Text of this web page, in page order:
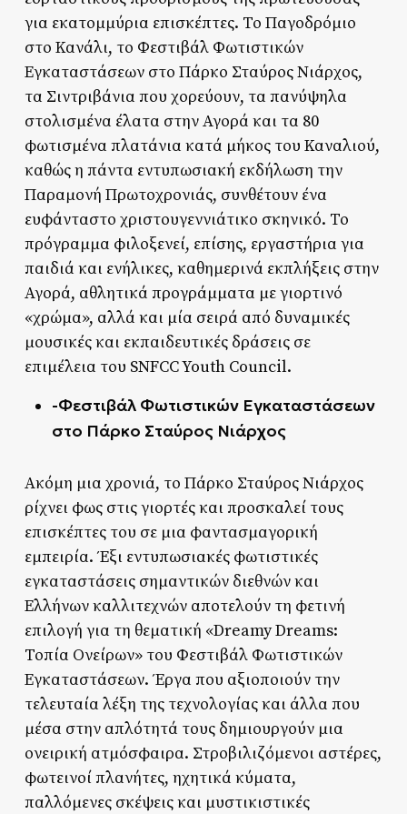
για εκατομμύρια επισκέπτες. Το Παγοδρόμιο
στο Κανάλι, το Φεστιβάλ Φωτιστικών
Εγκαταστάσεων στο Πάρκο Σταύρος Νιάρχος,
τα Σιντριβάνια που χορεύουν, τα πανύψηλα
στολισμένα έλατα στην Αγορά και τα 80
φωτισμένα πλατάνια κατά μήκος του Καναλιού,
καθώς η πάντα εντυπωσιακή εκδήλωση την
Παραμονή Πρωτοχρονιάς, συνθέτουν ένα
ευφάνταστο χριστουγεννιάτικο σκηνικό. Το
πρόγραμμα φιλοξενεί, επίσης, εργαστήρια για
παιδιά και ενήλικες, καθημερινά εκπλήξεις στην
Αγορά, αθλητικά προγράμματα με γιορτινό
«χρώμα», αλλά και μία σειρά από δυναμικές
μουσικές και εκπαιδευτικές δράσεις σε
επιμέλεια του SNFCC Youth Council.
-Φεστιβάλ Φωτιστικών Εγκαταστάσεων
στο Πάρκο Σταύρος Νιάρχος
Ακόμη μια χρονιά, το Πάρκο Σταύρος Νιάρχος
ρίχνει φως στις γιορτές και προσκαλεί τους
επισκέπτες του σε μια φαντασμαγορική
εμπειρία. Έξι εντυπωσιακές φωτιστικές
εγκαταστάσεις σημαντικών διεθνών και
Ελλήνων καλλιτεχνών αποτελούν τη φετινή
επιλογή για τη θεματική «Dreamy Dreams:
Τοπία Ονείρων» του Φεστιβάλ Φωτιστικών
Εγκαταστάσεων. Έργα που αξιοποιούν την
τελευταία λέξη της τεχνολογίας και άλλα που
μέσα στην απλότητά τους δημιουργούν μια
ονειρική ατμόσφαιρα. Στροβιλιζόμενοι αστέρες,
φωτεινοί πλανήτες, ηχητικά κύματα,
παλλόμενες σκέψεις και μυστικιστικές